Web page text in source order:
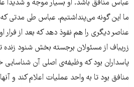
عباس منافق باشد. او بسیار موجه و شدیداً
ما این گونه می‌پنداشتیم. عباس طی مدتی که
عناصر دیگری را هم نفوذ دهد که بعد از فرار
زریباف از مسئولان برجسته بخش شنود زنده
پاسداران بود که وظیفه‌ی اصلی آن
منافق بود تا به واحد عملیات اعلام کند و